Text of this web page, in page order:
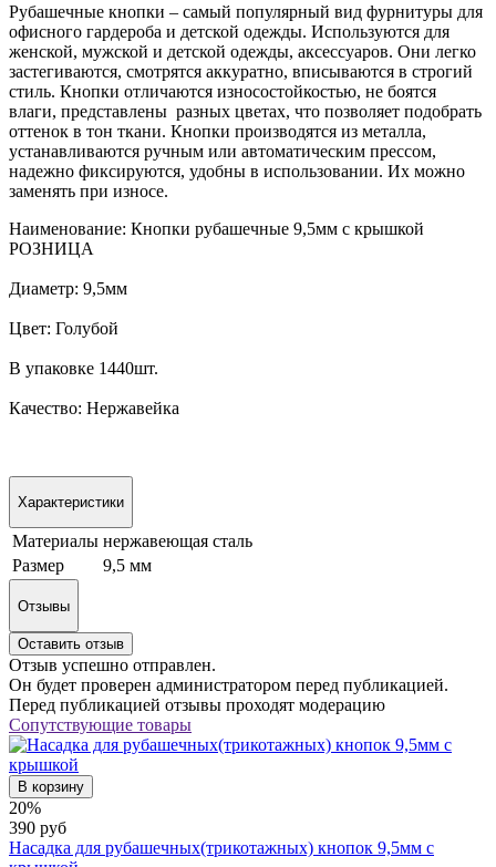
Рубашечные кнопки – самый популярный вид фурнитуры для
офисного гардероба и детской одежды. Используются для
женской, мужской и детской одежды, аксессуаров. Они легко
застегиваются, смотрятся аккуратно, вписываются в строгий
стиль. Кнопки отличаются износостойкостью, не боятся
влаги, представлены разных цветах, что позволяет подобрать
оттенок в тон ткани. Кнопки производятся из металла,
устанавливаются ручным или автоматическим прессом,
надежно фиксируются, удобны в использовании. Их можно
заменять при износе.
Наименование: Кнопки рубашечные 9,5мм с крышкой
РОЗНИЦА
Диаметр: 9,5мм
Цвет: Голубой
В упаковке 1440шт.
Качество: Нержавейка
Характеристики
Материалы нержавеющая сталь
Размер
9,5 мм
Отзывы
Оставить отзыв
Отзыв успешно отправлен.
Он будет проверен администратором перед публикацией.
Перед публикацией отзывы проходят модерацию
Сопутствующие товары
В корзину
20%
390 руб
Насадка для рубашечных(трикотажных) кнопок 9,5мм с